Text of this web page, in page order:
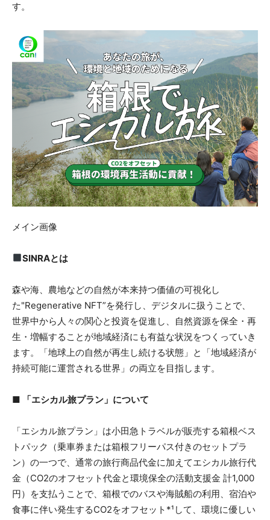
す。
メイン画像
SINRAとは
森や海、農地などの自然が本来持つ価値の可視化し
た"Regenerative NFT”を発行し、デジタルに扱うことで、
世界中から人々の関心と投資を促進し、自然資源を保全・再
生・増幅することが地域経済にも有益な状況をつくっていき
ます。「地球上の自然が再生し続ける状態」と「地域経済が
持続可能に運営される世界」の両立を目指します。
■ 「エシカル旅プラン」について
「エシカル旅プラン」は小田急トラベルが販売する箱根ベス
トパック（乗車券または箱根フリーパス付きのセットプラ
ン）の一つで、通常の旅行商品代金に加えてエシカル旅行代
金（CO2のオフセット代金と環境保全の活動支援金 計1,000
円）を支払うことで、箱根でのバスや海賊船の利用、宿泊や
食事に伴い発生するCO2をオフセット*¹して、環境に優しい